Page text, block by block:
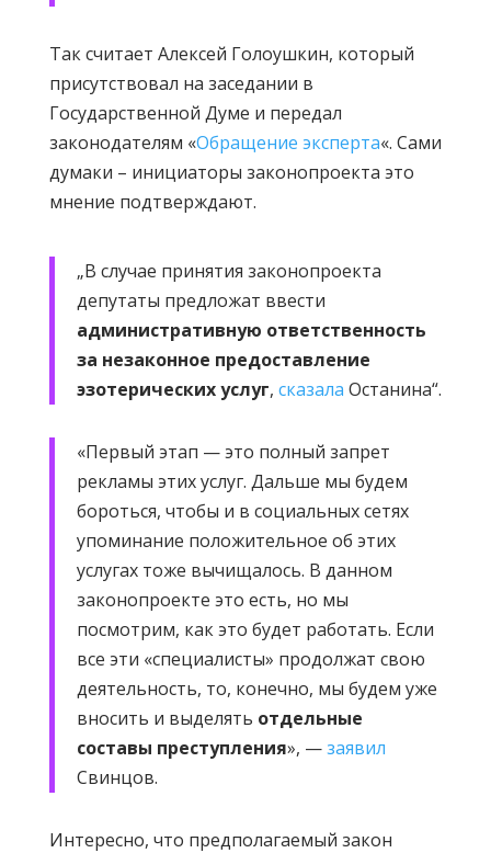
Так считает Алексей Голоушкин, который
присутствовал на заседании в
Государственной Думе и передал
законодателям «Обращение эксперта«. Сами
думаки – инициаторы законопроекта это
мнение подтверждают.
„В случае принятия законопроекта
депутаты предложат ввести
административную ответственность
за незаконное предоставление
эзотерических услуг, сказала Останина“.
«Первый этап — это полный запрет
рекламы этих услуг. Дальше мы будем
бороться, чтобы и в социальных сетях
упоминание положительное об этих
услугах тоже вычищалось. В данном
законопроекте это есть, но мы
посмотрим, как это будет работать. Если
все эти «специалисты» продолжат свою
деятельность, то, конечно, мы будем уже
вносить и выделять отдельные
составы преступления», —заявил
Свинцов.
Интересно, что предполагаемый закон